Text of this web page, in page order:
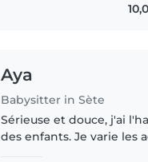
Aya
Babysitter in Sète
Sérieuse et douce, j'ai
des enfants. Je varie les